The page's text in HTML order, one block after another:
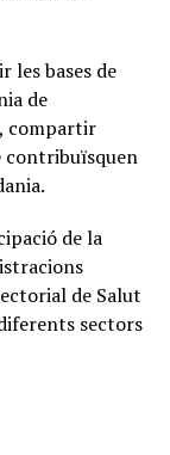
les bases de
de
compartir
contribuïsquen
de la
de Salut
sectors